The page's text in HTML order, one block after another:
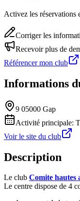
Activez les réservations
Corriger les
Recevoir plus de
Référencer mon club
Informations
9 05000 Gap
Activité principale:
Voir le site du club
Description
Le club Comite hautes
Le centre dispose de 4